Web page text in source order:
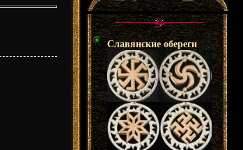
Славянские обереги